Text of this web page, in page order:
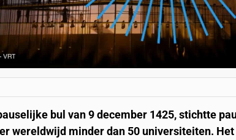
bul van 9 december 1425, stichtte
wereldwijd minder dan 50 universiteiten.